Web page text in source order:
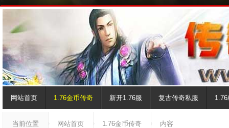
网站首页 1.76金币传奇 新开1.76服 复古传奇私服
当前位置 网站首页 1.76金币传奇 内容